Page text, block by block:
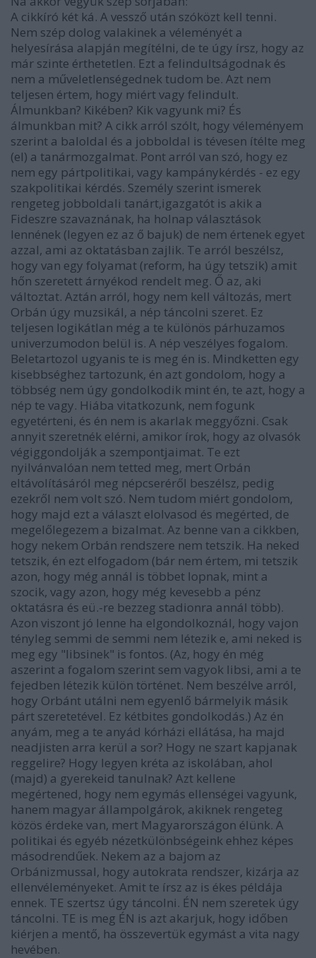
A cikkíró két ká. A vessző után szóközt kell tenni.
Nem szép dolog valakinek a véleményét a
helyesírása alapján megítélni, de te úgy írsz, hogy az
már szinte érthetetlen. Ezt a felindultságodnak és
nem a műveletlenségednek tudom be. Azt nem
teljesen értem, hogy miért vagy felindult.
Álmunkban? Kikében? Kik vagyunk mi? És
álmunkban mit? A cikk arról szólt, hogy véleményem
szerint a baloldal és a jobboldal is tévesen ítélte meg
(el) a tanármozgalmat. Pont arról van szó, hogy ez
nem egy pártpolitikai, vagy kampánykérdés - ez egy
szakpolitikai kérdés. Személy szerint ismerek
rengeteg jobboldali tanárt,igazgatót is akik a
Fideszre szavaznának, ha holnap választások
lennének (legyen ez az ő bajuk) de nem értenek egyet
azzal, ami az oktatásban zajlik. Te arról beszélsz,
hogy van egy folyamat (reform, ha úgy tetszik) amit
hőn szeretett árnyékod rendelt meg. Ő az, aki
változtat. Aztán arról, hogy nem kell változás, mert
Orbán úgy muzsikál, a nép táncolni szeret. Ez
teljesen logikátlan még a te különös párhuzamos
univerzumodon belül is. A nép veszélyes fogalom.
Beletartozol ugyanis te is meg én is. Mindketten egy
kisebbséghez tartozunk, én azt gondolom, hogy a
többség nem úgy gondolkodik mint én, te azt, hogy a
nép te vagy. Hiába vitatkozunk, nem fogunk
egyetérteni, és én nem is akarlak meggyőzni. Csak
annyit szeretnék elérni, amikor írok, hogy az olvasók
végiggondolják a szempontjaimat. Te ezt
nyilvánvalóan nem tetted meg, mert Orbán
eltávolításáról meg népcseréről beszélsz, pedig
ezekről nem volt szó. Nem tudom miért gondolom,
hogy majd ezt a választ elolvasod és megérted, de
megelőlegezem a bizalmat. Az benne van a cikkben,
hogy nekem Orbán rendszere nem tetszik. Ha neked
tetszik, én ezt elfogadom (bár nem értem, mi tetszik
azon, hogy még annál is többet lopnak, mint a
szocik, vagy azon, hogy még kevesebb a pénz
oktatásra és eü.-re bezzeg stadionra annál több).
Azon viszont jó lenne ha elgondolkoznál, hogy vajon
tényleg semmi de semmi nem létezik e, ami neked is
meg egy "libsinek" is fontos. (Az, hogy én még
aszerint a fogalom szerint sem vagyok libsi, ami a te
fejedben létezik külön történet. Nem beszélve arról,
hogy Orbánt utálni nem egyenlő bármelyik másik
párt szeretetével. Ez kétbites gondolkodás.) Az én
anyám, meg a te anyád kórházi ellátása, ha majd
neadjisten arra kerül a sor? Hogy ne szart kapjanak
reggelire? Hogy legyen kréta az iskolában, ahol
(majd) a gyerekeid tanulnak? Azt kellene
megértened, hogy nem egymás ellenségei vagyunk,
hanem magyar állampolgárok, akiknek rengeteg
közös érdeke van, mert Magyarországon élünk. A
politikai és egyéb nézetkülönbségeink ehhez képes
másodrendűek. Nekem az a bajom az
Orbánizmussal, hogy autokrata rendszer, kizárja az
ellenvéleményeket. Amit te írsz az is ékes példája
ennek. TE szertsz úgy táncolni. ÉN nem szeretek úgy
táncolni. TE is meg ÉN is azt akarjuk, hogy időben
kiérjen a mentő, ha összevertük egymást a vita nagy
hevében.